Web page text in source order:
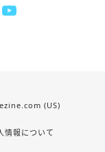
(US)
情報について